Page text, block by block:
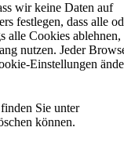
wir keine Daten auf
festlegen, dass alle
alle Cookies ablehnen,
nutzen. Jeder
Einstellungen
Sie unter
können.